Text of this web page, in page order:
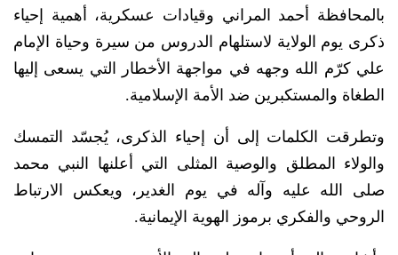
بالمحافظة أحمد المراني وقيادات عسكرية، أهمية إحياء
ذكرى يوم الولاية لاستلهام الدروس من سيرة وحياة الإمام
علي كرّم الله وجهه في مواجهة الأخطار التي يسعى إليها
الطغاة والمستكبرين ضد الأمة الإسلامية.
وتطرقت الكلمات إلى أن إحياء الذكرى، يُجسّد التمسك
والولاء المطلق والوصية المثلى التي أعلنها النبي محمد
صلى الله عليه وآله في يوم الغدير، ويعكس الارتباط
الروحي والفكري برموز الهوية الإيمانية.